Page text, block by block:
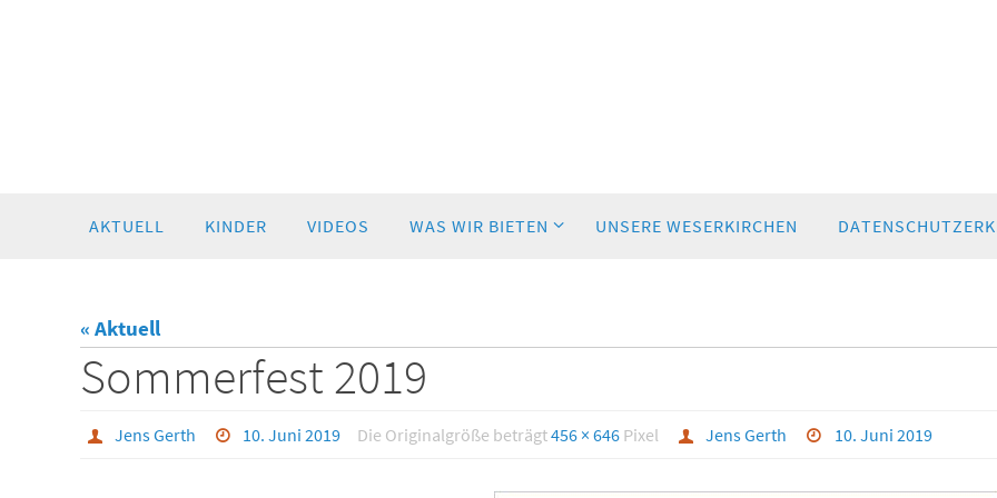
AKTUELL KINDER VIDEOS WAS WIR BIETEN UNSERE WESERKIRCHEN
« Aktuell
Sommerfest 2019
Jens Gerth 10. Juni 2019 Die Originalgröße beträgt456 × 646 Pixel Jens Gerth 10. Juni 2019